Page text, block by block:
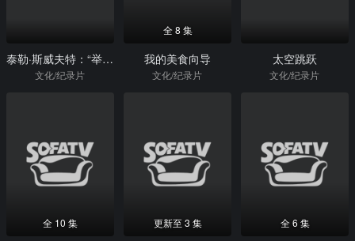
泰勒·斯威夫特：“举世盛名”巡回演唱会
文化/纪录片
全 8 集
我的美食向导
文化/纪录片
太空跳跃
文化/纪录片
全 10 集 更新至 3 集 全 6 集